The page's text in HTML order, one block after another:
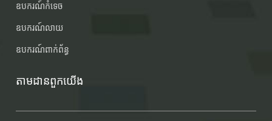
ឧបករណ៍កំទេច
ឧបករណ៍លាយ
ឧបករណ៍ពាក់ព័ន្ធ
តាមដានពួកយើង